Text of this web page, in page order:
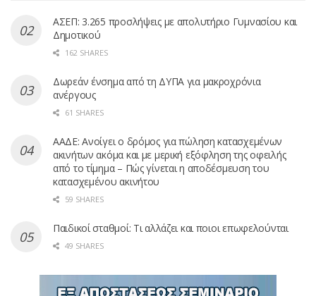
ΑΣΕΠ: 3.265 προσλήψεις με απολυτήριο Γυμνασίου και
Δημοτικού
162 SHARES
Δωρεάν ένσημα από τη ΔΥΠΑ για μακροχρόνια
ανέργους
61 SHARES
ΑΑΔΕ: Ανοίγει ο δρόμος για πώληση κατασχεμένων
ακινήτων ακόμα και με μερική εξόφληση της οφειλής
από το τίμημα – Πώς γίνεται η αποδέσμευση του
κατασχεμένου ακινήτου
59 SHARES
Παιδικοί σταθμοί: Τι αλλάζει και ποιοι επωφελούνται
49 SHARES